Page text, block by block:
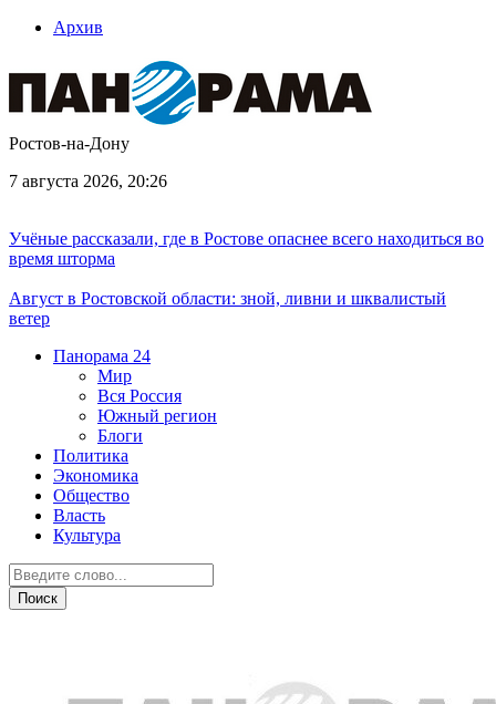
Архив
Ростов-на-Дону
7 августа 2026, 20:26
Учёные рассказали, где в Ростове опаснее всего находиться во
время шторма
Август в Ростовской области: зной, ливни и шквалистый
ветер
Панорама 24
Мир
Вся Россия
Южный регион
Блоги
Политика
Экономика
Общество
Власть
Культура